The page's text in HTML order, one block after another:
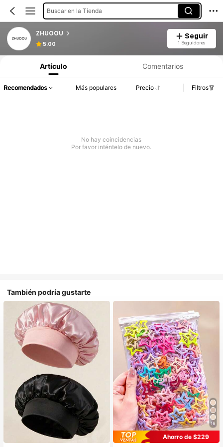
Buscar en la Tienda
ZHUOOU
5.00
Seguir
1 Seguidores
Artículo Comentarios
Recomendados Más populares Precio Filtros
No hay coincidencias
Por favor inténtelo de nuevo.
También podría gustarte
#1 Más vendidos
en Multicolor Gorros para el pelo para mujer
Establecido hace 1 año
16
Ahorro de $229